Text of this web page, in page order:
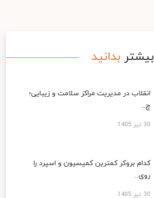
بیشتر بدانید
انقلاب در مدیریت مراکز سلامت و زیبایی؛
چ...
30 تیر 1405
کدام بروکر کمترین کمیسیون و اسپرد را
روی...
30 تیر 1405